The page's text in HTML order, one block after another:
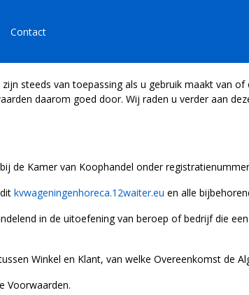
Contact
steeds van toepassing als u gebruik maakt van
daarom goed door. Wij raden u verder aan
de Kamer van Koophandel onder
kvwageningenhoreca.12waiter.eu en alle
in de uitoefening van beroep of bedrijf die
Winkel en Klant, van welke Overeenkomst de
Voorwaarden.